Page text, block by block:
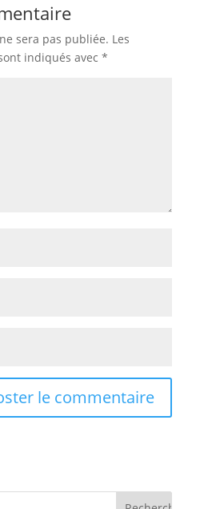
sera pas publiée. Les
indiqués avec *